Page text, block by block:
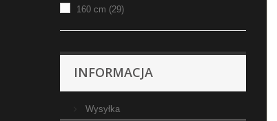
160 cm (29)
INFORMACJA
Wysyłka